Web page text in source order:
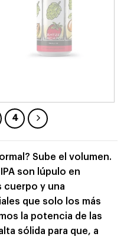
4
Sube el volumen.
son lúpulo en
cuerpo y una
que solo los más
la potencia de las
sólida para que, a